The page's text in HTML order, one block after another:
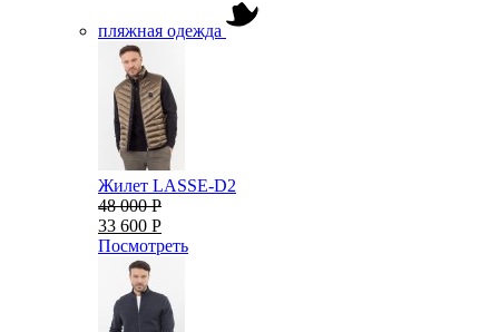
пляжная одежда
Жилет LASSE-D2
48 000 Р
33 600 Р
Посмотреть